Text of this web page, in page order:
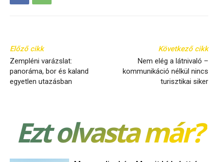
Előző cikk
Zempléni varázslat:
panoráma, bor és kaland
egyetlen utazásban
Következő cikk
Nem elég a látnivaló –
kommunikáció nélkül nincs
turisztikai siker
Ezt olvasta már?